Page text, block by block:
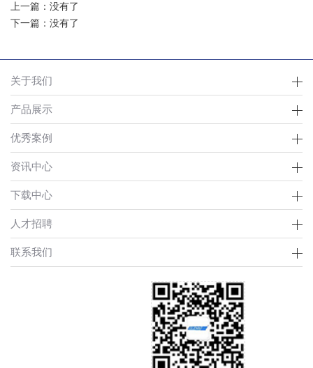
上一篇：没有了
下一篇：没有了
关于我们
产品展示
优秀案例
资讯中心
下载中心
人才招聘
联系我们